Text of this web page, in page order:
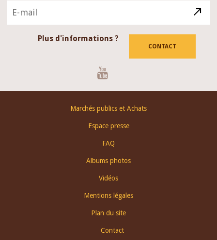
Plus d'informations ?
CONTACT
Marchés publics et Achats
Espace presse
FAQ
Albums photos
Vidéos
Mentions légales
Plan du site
Contact